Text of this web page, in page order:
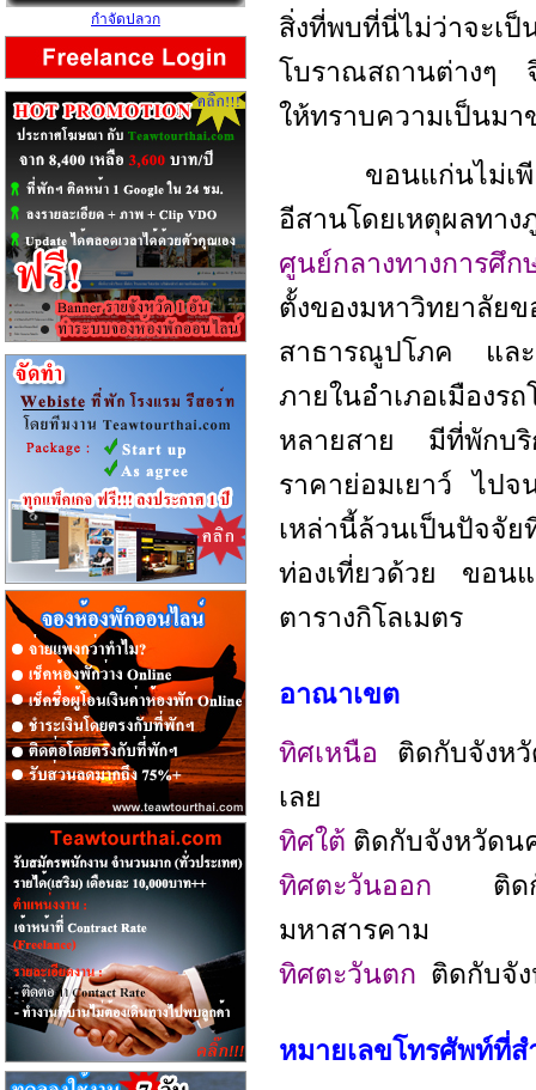
สิ่งที่พบที่นี่ไม่ว่าจ
โบราณสถานต่างๆ
ให้ทราบความเป็นม
ขอนแก่นไม่เพียง
อีสานโดยเหตุผลทา
ศูนย์กลางทางการศึ
ตั้งของมหาวิท
สาธารณูปโภค และ
ภายในอำเภอเมืองร
หลายสาย มีที่พักบริ
ราคาย่อมเยาว์ ไปจ
เหล่านี้ล้วนเป็นปัจจัย
ท่องเที่ยวด้วย ขอน
ตารางกิโลเมตร
อาณาเขต
ทิศเหนือ ติดกับจังห
เลย
ทิศใต้ ติดกับจังหวัดน
ทิศตะวันออก ติดกั
มหาสารคาม
ทิศตะวันตก ติดกับจั
หมายเลขโทรศัพท์ที่
กำจัดปลวก